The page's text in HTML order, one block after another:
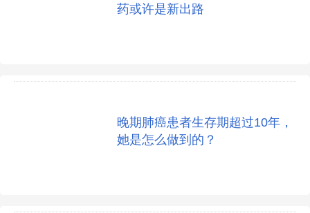
药或许是新出路
晚期肺癌患者生存期超过10年，
她是怎么做到的？